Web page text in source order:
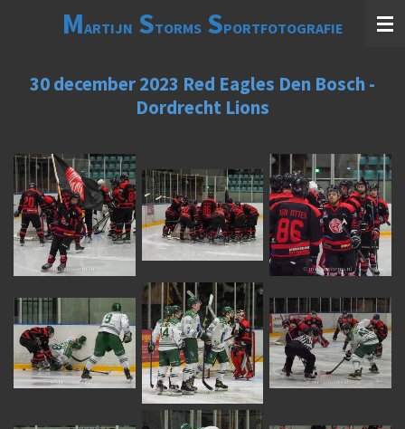
hoofdinhoud
MARTIJN STORMSSPORTFOTOGRAFIE
30 december 2023 Red Eagles Den Bosch -
Dordrecht Lions